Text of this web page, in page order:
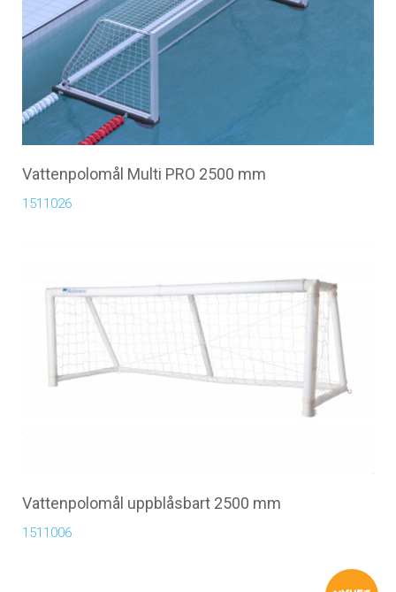
Vattenpolomål Multi PRO 2500 mm
1511026
Vattenpolomål uppblåsbart 2500 mm
1511006